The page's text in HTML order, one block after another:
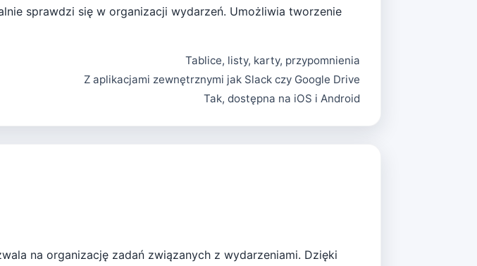
sprawdzi się w organizacji wydarzeń. Umożliwia tworzenie
Tablice, listy, karty, przypomnienia
Z aplikacjami zewnętrznymi jak Slack czy Google Drive
Tak, dostępna na iOS i Android
na organizację zadań związanych z wydarzeniami. Dzięki